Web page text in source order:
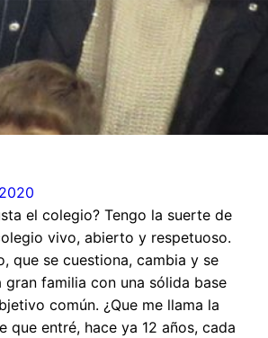
el colegio? Tengo la suerte de
vivo, abierto y respetuoso.
que se cuestiona, cambia y se
gran familia con una sólida base
común. ¿Que me llama la
que entré, hace ya 12 años, cada